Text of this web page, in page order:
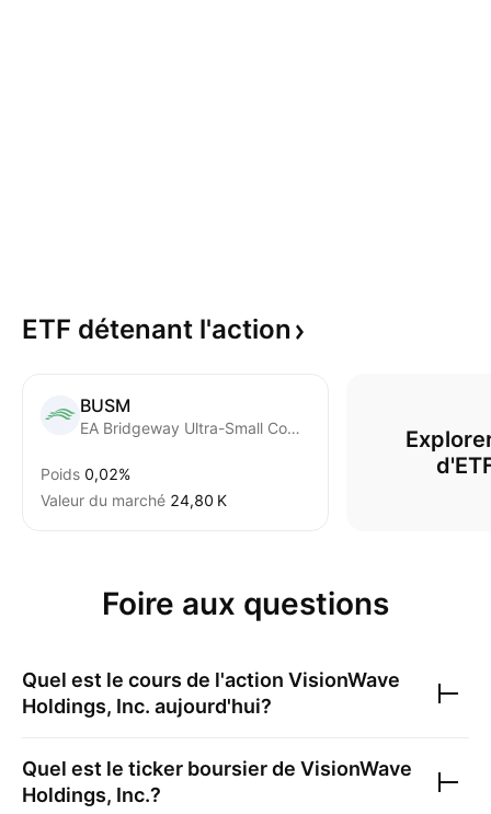
ETF détenant l'action
BUSM
EA Bridgeway Ultra-Small Company Market ETF
Poids 0,02%
Valeur du marché ‪24,80 K‬
Foire aux questions
Quel est le cours de l'action VisionWave
Holdings, Inc. aujourd'hui?
Quel est le ticker boursier de VisionWave
Holdings, Inc.?